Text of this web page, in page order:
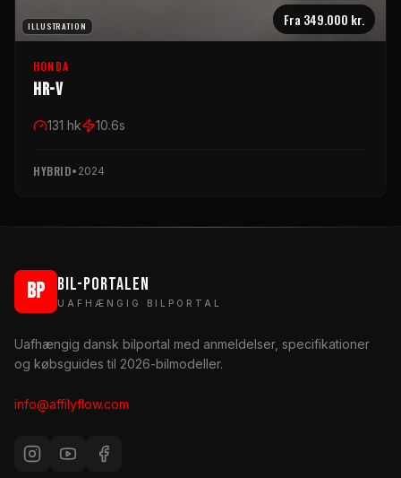
ILLUSTRATION Fra 349.000 kr.
HONDA
HR-V
131 hk 10.6s
HYBRID• 2024
BP BIL-PORTALEN
UAFHÆNGIG BILPORTAL
Uafhængig dansk bilportal med anmeldelser, specifikationer
og købsguides til 2026-bilmodeller.
info@affilyflow.com